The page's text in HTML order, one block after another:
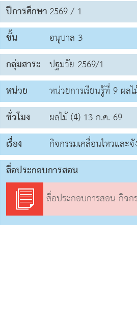
ปีการศึกษา2569 / 1
ชั้น
อนุบาล 3
กลุ่มสาระ ปฐมวัย 2569/1
หน่วย
หน่วยการเรียนรู้ที่ 9 ผล
ชั่วโมง
ผลไม้ (4) 13 ก.ค. 69
เรื่อง
กิจกรรมเคลื่อนไหวและ
สื่อประกอบการสอน
สื่อประกอบการสอน กิจกรรมเค